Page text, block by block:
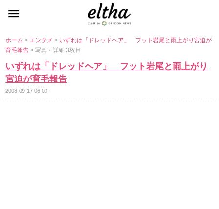
ホーム> エンタメ> いずれは「ドレッドヘア」 フット岩尾と雨上がり宮迫が
育毛報告> 写真・詳細 3枚目
いずれは「ドレッドヘア」 フット岩尾と雨上がり
宮迫が育毛報告
2008-09-17 06:00